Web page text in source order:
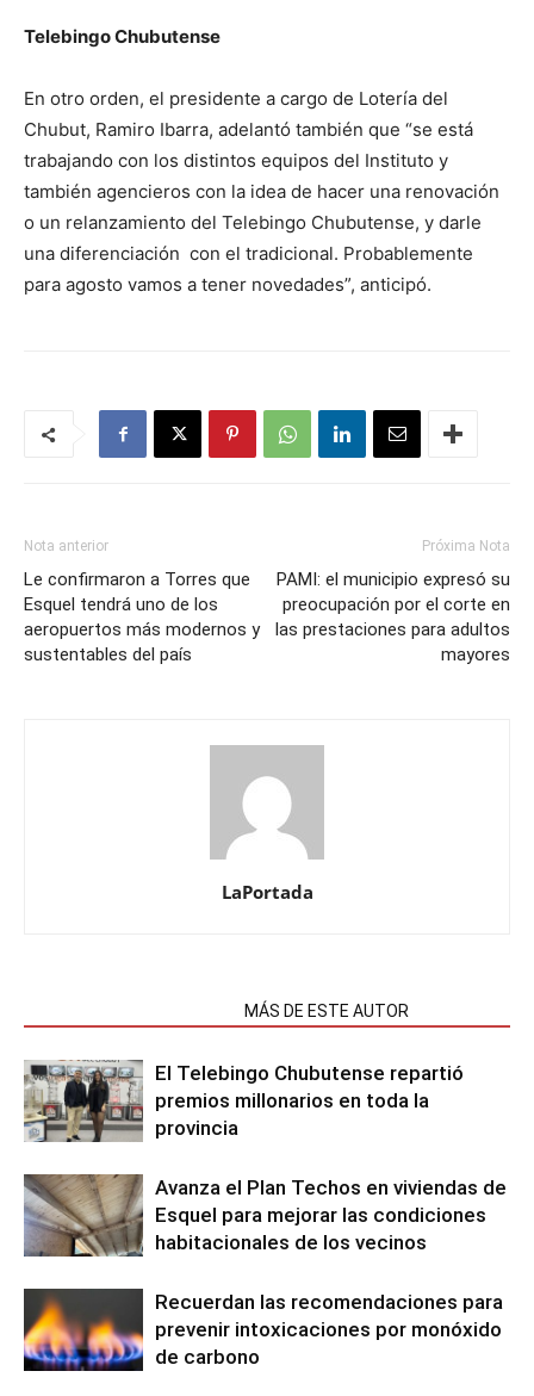
Telebingo Chubutense
En otro orden, el presidente a cargo de Lotería del
Chubut, Ramiro Ibarra, adelantó también que “se está
trabajando con los distintos equipos del Instituto y
también agencieros con la idea de hacer una renovación
o un relanzamiento del Telebingo Chubutense, y darle
una diferenciación con el tradicional. Probablemente
para agosto vamos a tener novedades”, anticipó.
Nota anterior
Le confirmaron a Torres que
Esquel tendrá uno de los
aeropuertos más modernos y
sustentables del país
Próxima Nota
PAMI: el municipio expresó su
preocupación por el corte en
las prestaciones para adultos
mayores
LaPortada
MÁS DE ESTE AUTOR
El Telebingo Chubutense repartió
premios millonarios en toda la
provincia
Avanza el Plan Techos en viviendas de
Esquel para mejorar las condiciones
habitacionales de los vecinos
Recuerdan las recomendaciones para
prevenir intoxicaciones por monóxido
de carbono